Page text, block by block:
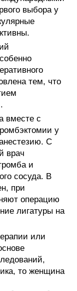
выбора у
тем, что
вместе с
у
С
врач
и
сосуда. В
при
операцию
лигатуры на
или
то женщина